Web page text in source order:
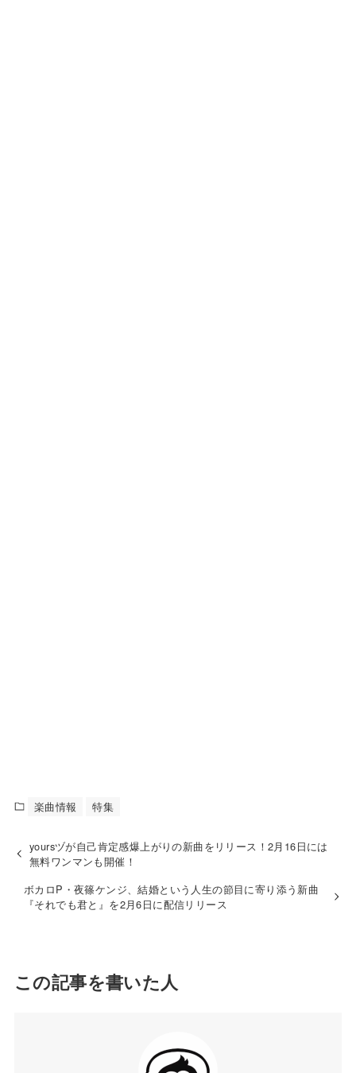
楽曲情報 特集
yoursヅが自己肯定感爆上がりの新曲をリリース！2月16日には
無料ワンマンも開催！
ボカロP・夜篠ケンジ、結婚という人生の節目に寄り添う新曲
『それでも君と』を2月6日に配信リリース
この記事を書いた人